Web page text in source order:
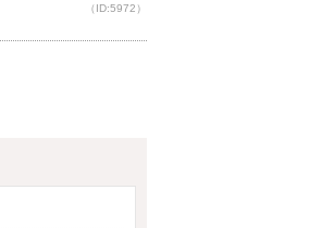
（ID:5972）